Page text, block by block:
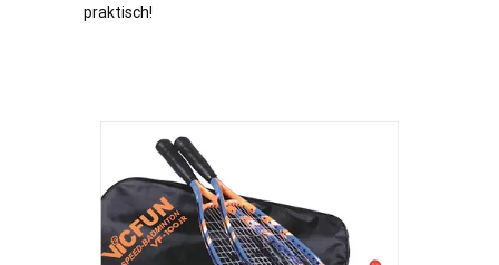
praktisch!